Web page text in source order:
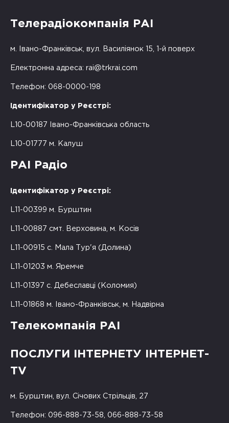
Телерадіокомпанія РАІ
м. Івано-Франківськ, вул. Василіянок 15, 1-й поверх
Електронна адреса: rai@trkrai.com
Телефон: 068-0000-198
Ідентифікатор у Реєстрі:
L10-00187 Івано-Франківська область
L10-01777 м. Калуш
РАІ Радіо
Ідентифікатор у Реєстрі:
L11-00399 м. Бурштин
L11-00887 смт. Верховина, м. Косів
L11-00915 с. Мала Тур'я (Долина)
L11-01203 м. Яремче
L11-01397 с. Дебеславці (Коломия)
L11-01868 м. Івано-Франківськ, м. Надвірна
Телекомпанія РАІ
ПОСЛУГИ ІНТЕРНЕТУ ІНТЕРНЕТ-
TV
м. Бурштин, вул. Січових Стрільців, 27
Телефон: 096-888-73-58, 066-888-73-58